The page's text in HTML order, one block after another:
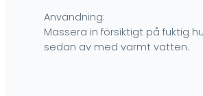
Användning:
Massera in försiktigt på fuktig
sedan av med varmt vatten.